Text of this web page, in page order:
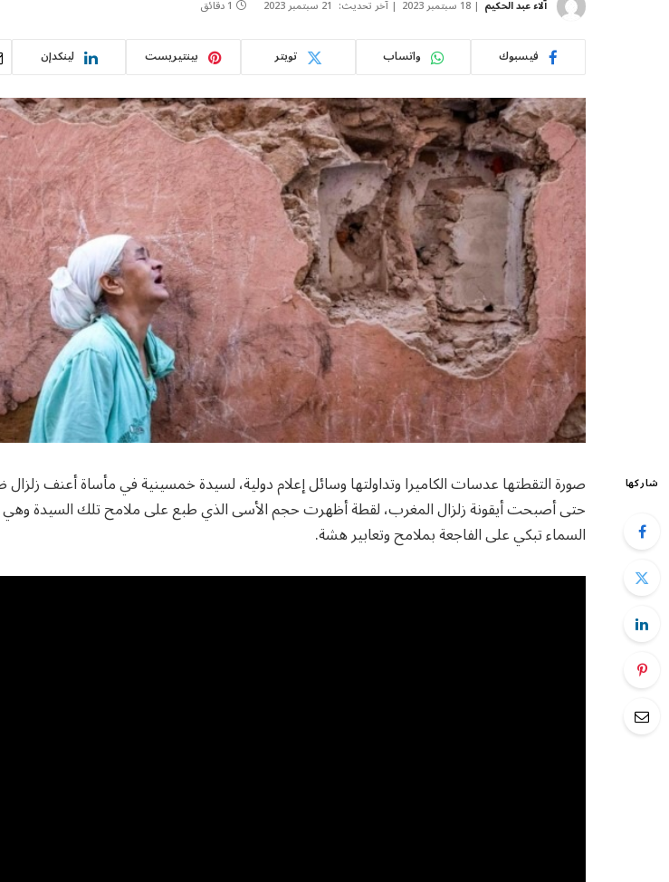
آلاء عبد الحكيم 18 سبتمبر 2023 آخر تحديث: 21 سبتمبر 2023 1 دقائق
فيسبوك واتساب تويتر بينتيريست لينكدإن
شاركها
صورة التقطتها عدسات الكاميرا وتداولتها وسائل إعلام دولية، لسيدة خمسينية في مأساة أعنف
حتى أصبحت أيقونة زلزال المغرب، لقطة أظهرت حجم الأسى الذي طبع على ملامح تلك السيدة وهي
السماء تبكي على الفاجعة بملامح وتعابير هشة.